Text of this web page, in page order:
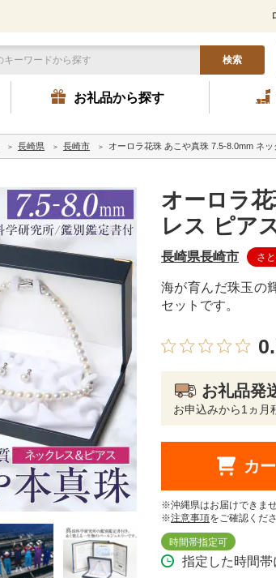
検索
お礼品から探す
長崎県 長崎市 オーロラ花珠 あこや真珠 7.5-8.0mm ネ
オーロラ
レス ピア
長崎県長崎市 さ
海が育んだ珠玉の
セットです。
お礼品発
お申込みから1ヵ月
カ
※沖縄県はお届けできま
※注意事項をご確認くださ
時間帯指定可
指定した時間帯